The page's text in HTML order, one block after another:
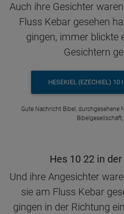
Auch ihre Gesichter
Fluss Kebar gesehen
gingen, immer blickte
Gesichtern
HESEKIEL (EZECHIEL) 10
Gute Nachricht Bibel, durchgesehene
Hes 10 22 in
Und ihre Angesichter
sie am Fluss Kebar
gingen in der Richtung